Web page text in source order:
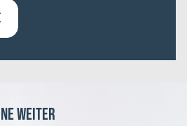
ANFRAGEN
weiter